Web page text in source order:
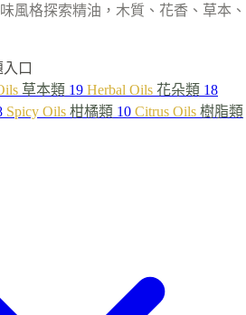
風格探索精油，木質、花香、草本、
口
草本類 19 Herbal Oils 花朵類 18
Spicy Oils 柑橘類 10 Citrus Oils 樹脂類